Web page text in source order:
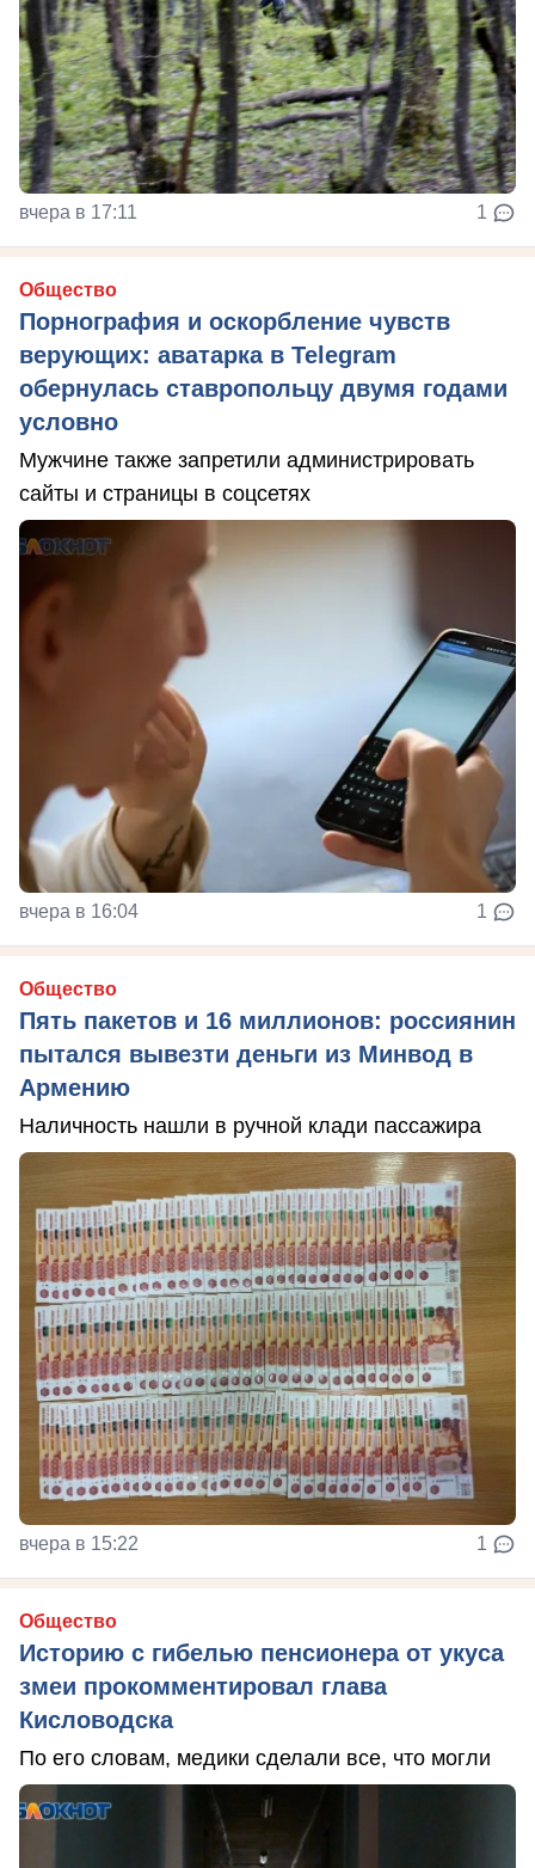
вчера в 17:11 1
Общество
Порнография и оскорбление чувств
верующих: аватарка в Telegram
обернулась ставропольцу двумя годами
условно
Мужчине также запретили администрировать
сайты и страницы в соцсетях
вчера в 16:04 1
Общество
Пять пакетов и 16 миллионов: россиянин
пытался вывезти деньги из Минвод в
Армению
Наличность нашли в ручной клади пассажира
вчера в 15:22 1
Общество
Историю с гибелью пенсионера от укуса
змеи прокомментировал глава
Кисловодска
По его словам, медики сделали все, что могли